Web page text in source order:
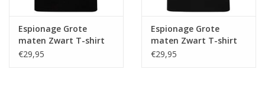
Espionage Grote
maten Zwart T-shirt
"Skull Travel"
€29,95
Espionage Grote
maten Zwart T-shirt
"Surfing" TS395
€29,95